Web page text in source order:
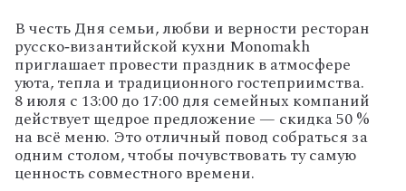
ВчестьДня семьи,любви и верности ресторан
русско‑византийской кухни Monomakh
приглашаетпровести праздникватмосфере
уюта,теплаи традиционногогостеприимства.
8июля с 13:00до17:00для семейных компаний
действуетщедрое предложение — скидка50%
навсё меню. Этоотличный повод собраться за
одним столом,чтобы почувствоватьтусамую
ценностьсовместноговремени.